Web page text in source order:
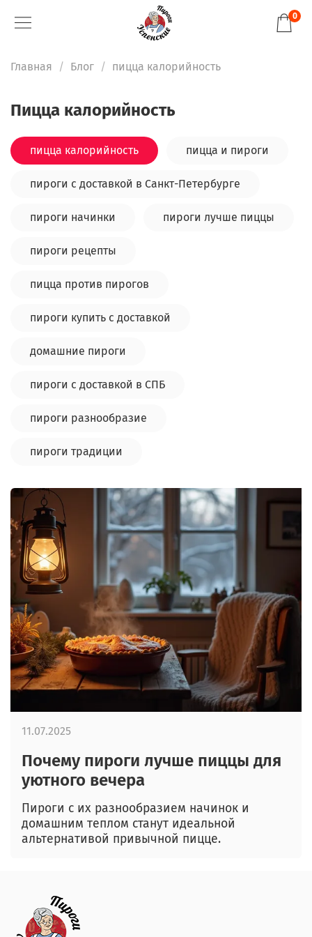
0
Главная Блог пицца калорийность
пицца калорийность
пицца калорийность пицца и пироги
пироги с доставкой в Санкт-Петербурге
пироги начинки пироги лучше пиццы
пироги рецепты
пицца против пирогов
пироги купить с доставкой
домашние пироги
пироги с доставкой в СПБ
пироги разнообразие
пироги традиции
Почему пироги лучше пиццы для
уютного вечера
Пироги с их разнообразием начинок и
домашним теплом станут идеальной
альтернативой привычной пицце.
11.07.2025